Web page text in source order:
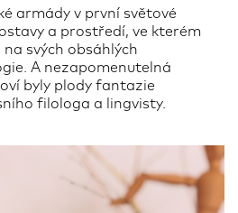
armády v první světové
a prostředí, ve kterém
svých obsáhlých
A nezapomenutelná
byly plody fantazie
filologa a lingvisty.